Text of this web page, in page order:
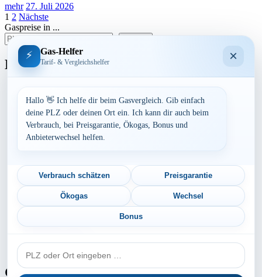
mehr 27. Juli 2026
Seitennummerierung
der
Beiträge
1 2 Nächste
Gaspreise in ...
Bundesland
Bayern
Berlin
Brandenburg
Hamburg
Mecklenburg-Vorpommern
Niedersachsen
Nordrhein-Westfalen
Rheinland-Pfalz
Saarland
Sachsen-Anhalt
Gaspreis-Explosion
⚡ Gas-Helfer
Tarif- & Vergleichshelfer ×
Hallo 👋 Ich helfe dir beim Gasvergleich. Gib einfach
deine PLZ oder deinen Ort ein. Ich kann dir auch beim
Verbrauch, bei Preisgarantie, Ökogas, Bonus und
Anbieterwechsel helfen.
Verbrauch schätzen Preisgarantie
Ökogas Wechsel
Bonus
PLZ
oder
Ort